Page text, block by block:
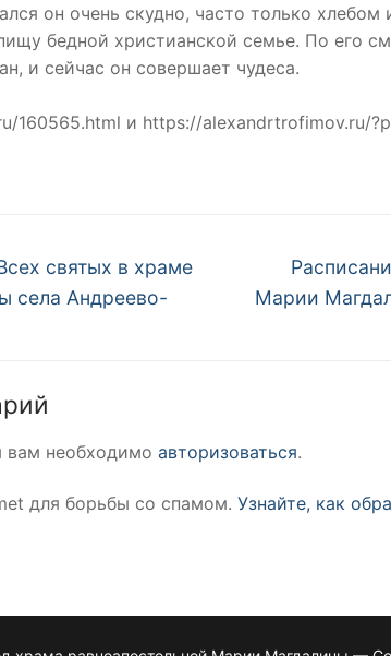
он очень скудно, часто только
бедной христианской семье. По его
и сейчас он совершает чудеса.
160565.html и https://alexandrtrofimov.ru/
святых в храме
села Андреево-
Следующая
запись:
Марии
вам необходимо авторизоваться.
для борьбы со спамом. Узнайте, как